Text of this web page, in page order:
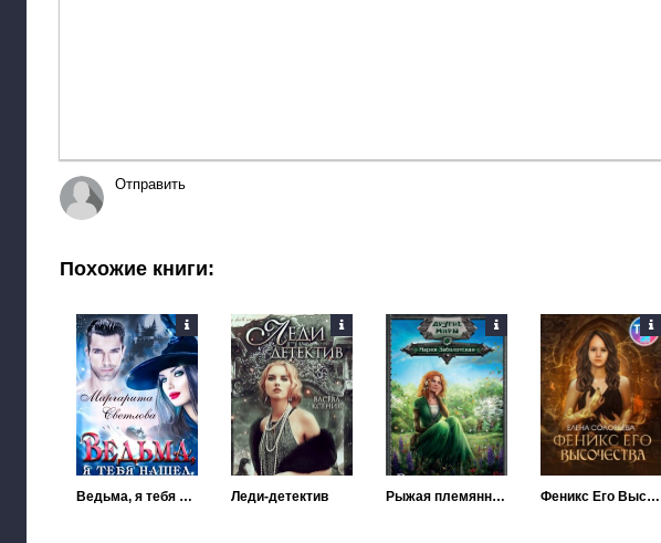
Отправить
Похожие книги:
Ведьма, я тебя нашел, или Ты от меня не спрячешься Леди-детектив Рыжая племянница лекаря Феникс Его Высочества